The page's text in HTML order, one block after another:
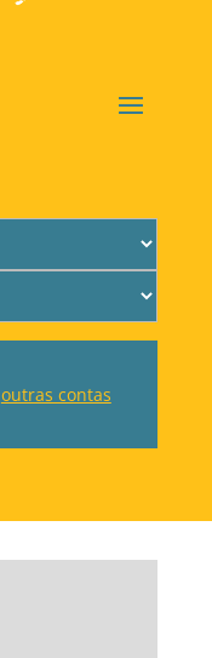
outras contas